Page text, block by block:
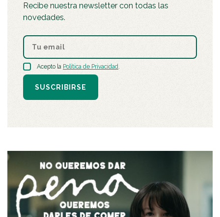
Recibe nuestra newsletter con todas las
novedades.
Acepto la Política de Privacidad
SUSCRIBIRSE